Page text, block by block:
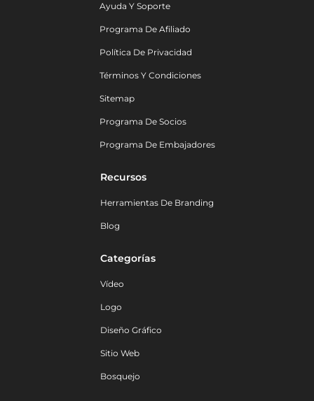
Ayuda Y Soporte
Programa De Afiliado
Política De Privacidad
Términos Y Condiciones
Sitemap
Programa De Socios
Programa De Embajadores
Recursos
Herramientas De Branding
Blog
Categorías
Vídeo
Logo
Diseño Gráfico
Sitio Web
Bosquejo